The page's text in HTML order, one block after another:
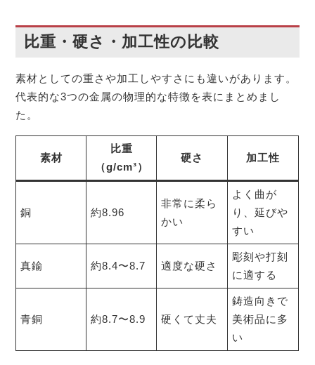
比重・硬さ・加工性の比較
素材としての重さや加工しやすさにも違いがあります。
代表的な3つの金属の物理的な特徴を表にまとめまし
た。
素材
比重
（g/cm³）
硬さ 加工性
銅 約8.96
非常に柔ら
かい
よく曲が
り、延びや
すい
真鍮 約8.4〜8.7 適度な硬さ
彫刻や打刻
に適する
青銅 約8.7〜8.9 硬くて丈夫
鋳造向きで
美術品に多
い